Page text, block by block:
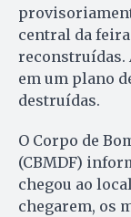
central da feira
reconstruídas.
em um plano
destruídas.
O Corpo de
(CBMDF)
chegou ao
chegarem, os